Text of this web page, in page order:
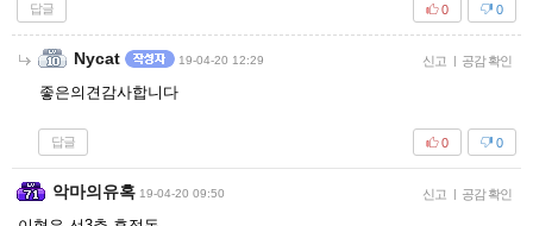
답글 0
0
Nycat 19-04-20 12:29 신고 | 공감 확인
좋은의견감사합니다
답글 0
0
악마의유혹 19-04-20 09:50 신고 | 공감 확인